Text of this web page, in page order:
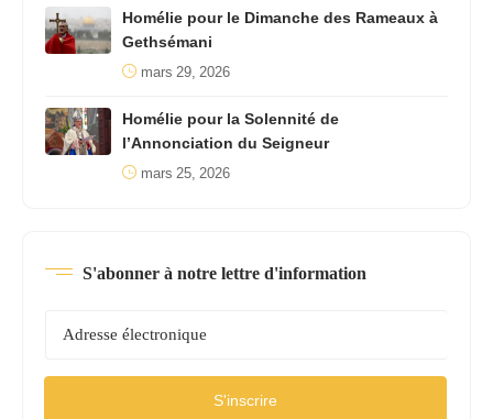
Homélie pour le Dimanche des Rameaux à
Gethsémani
mars 29, 2026
Homélie pour la Solennité de
l’Annonciation du Seigneur
mars 25, 2026
S'abonner à notre lettre d'information
S'inscrire